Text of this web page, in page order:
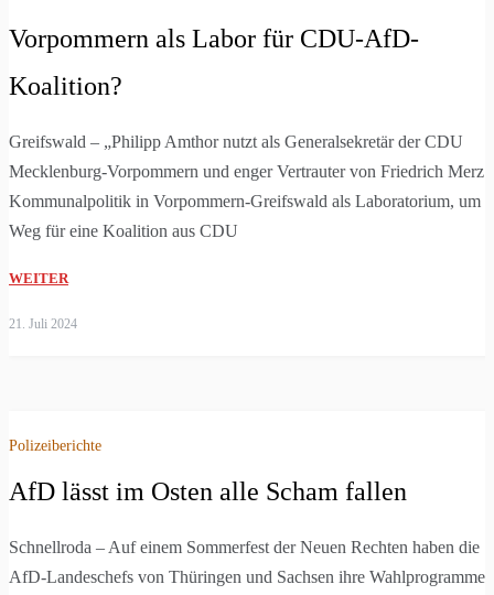
Vorpommern als Labor für CDU-AfD-
Koalition?
Greifswald – „Philipp Amthor nutzt als Generalsekretär der CDU
Mecklenburg-Vorpommern und enger Vertrauter von Friedrich Merz
Kommunalpolitik in Vorpommern-Greifswald als Laboratorium, um
Weg für eine Koalition aus CDU
WEITER
21. Juli 2024
Polizeiberichte
AfD lässt im Osten alle Scham fallen
Schnellroda – Auf einem Sommerfest der Neuen Rechten haben die
AfD-Landeschefs von Thüringen und Sachsen ihre Wahlprogramme